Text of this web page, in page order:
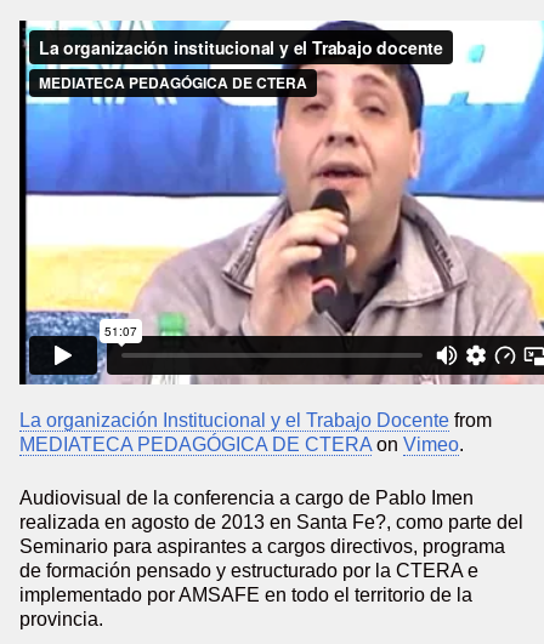
La organización Institucional y el Trabajo Docente from
MEDIATECA PEDAGÓGICA DE CTERA on Vimeo.
Audiovisual de la conferencia a cargo de Pablo Imen
realizada en agosto de 2013 en Santa Fe?, como parte del
Seminario para aspirantes a cargos directivos, programa
de formación pensado y estructurado por la CTERA e
implementado por AMSAFE en todo el territorio de la
provincia.